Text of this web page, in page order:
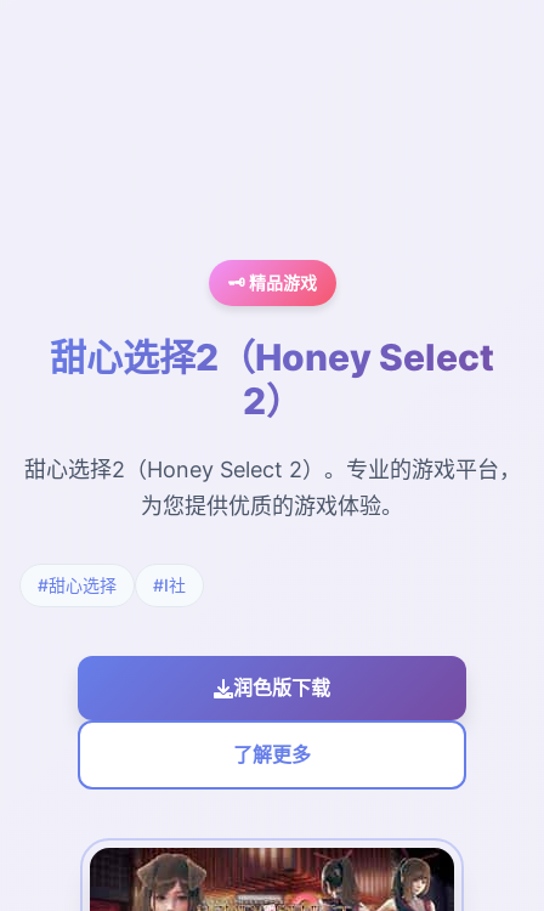
🗝️ 精品游戏
甜心选择2（Honey Select
2）
甜心选择2（Honey Select 2）。专业的游戏平台，
为您提供优质的游戏体验。
#甜心选择 #I社
润色版下载
了解更多